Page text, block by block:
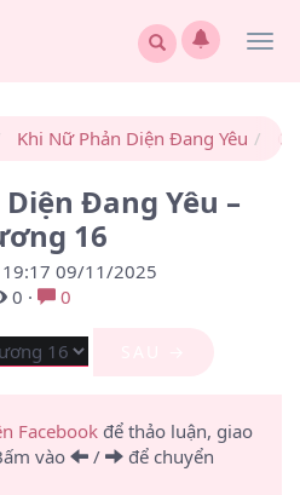
Khi Nữ Phản Diện Đang Yêu
Đang Yêu –
16
09/11/2025
0 · 0
Facebook để thảo luận, giao
vào
/
để chuyển